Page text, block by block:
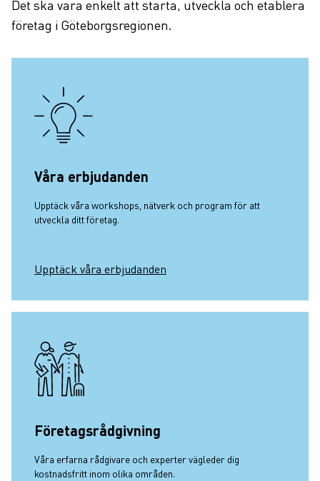
Det ska vara enkelt att starta, utveckla och etablera
företag i Göteborgsregionen.
Våra erbjudanden
Upptäck våra workshops, nätverk och program för att
utveckla ditt företag.
Upptäck våra erbjudanden
Företagsrådgivning
Våra erfarna rådgivare och experter vägleder dig
kostnadsfritt inom olika områden.